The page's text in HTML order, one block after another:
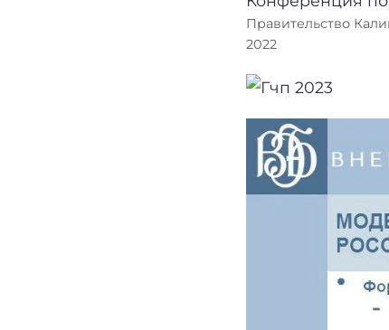
Правительство
2022